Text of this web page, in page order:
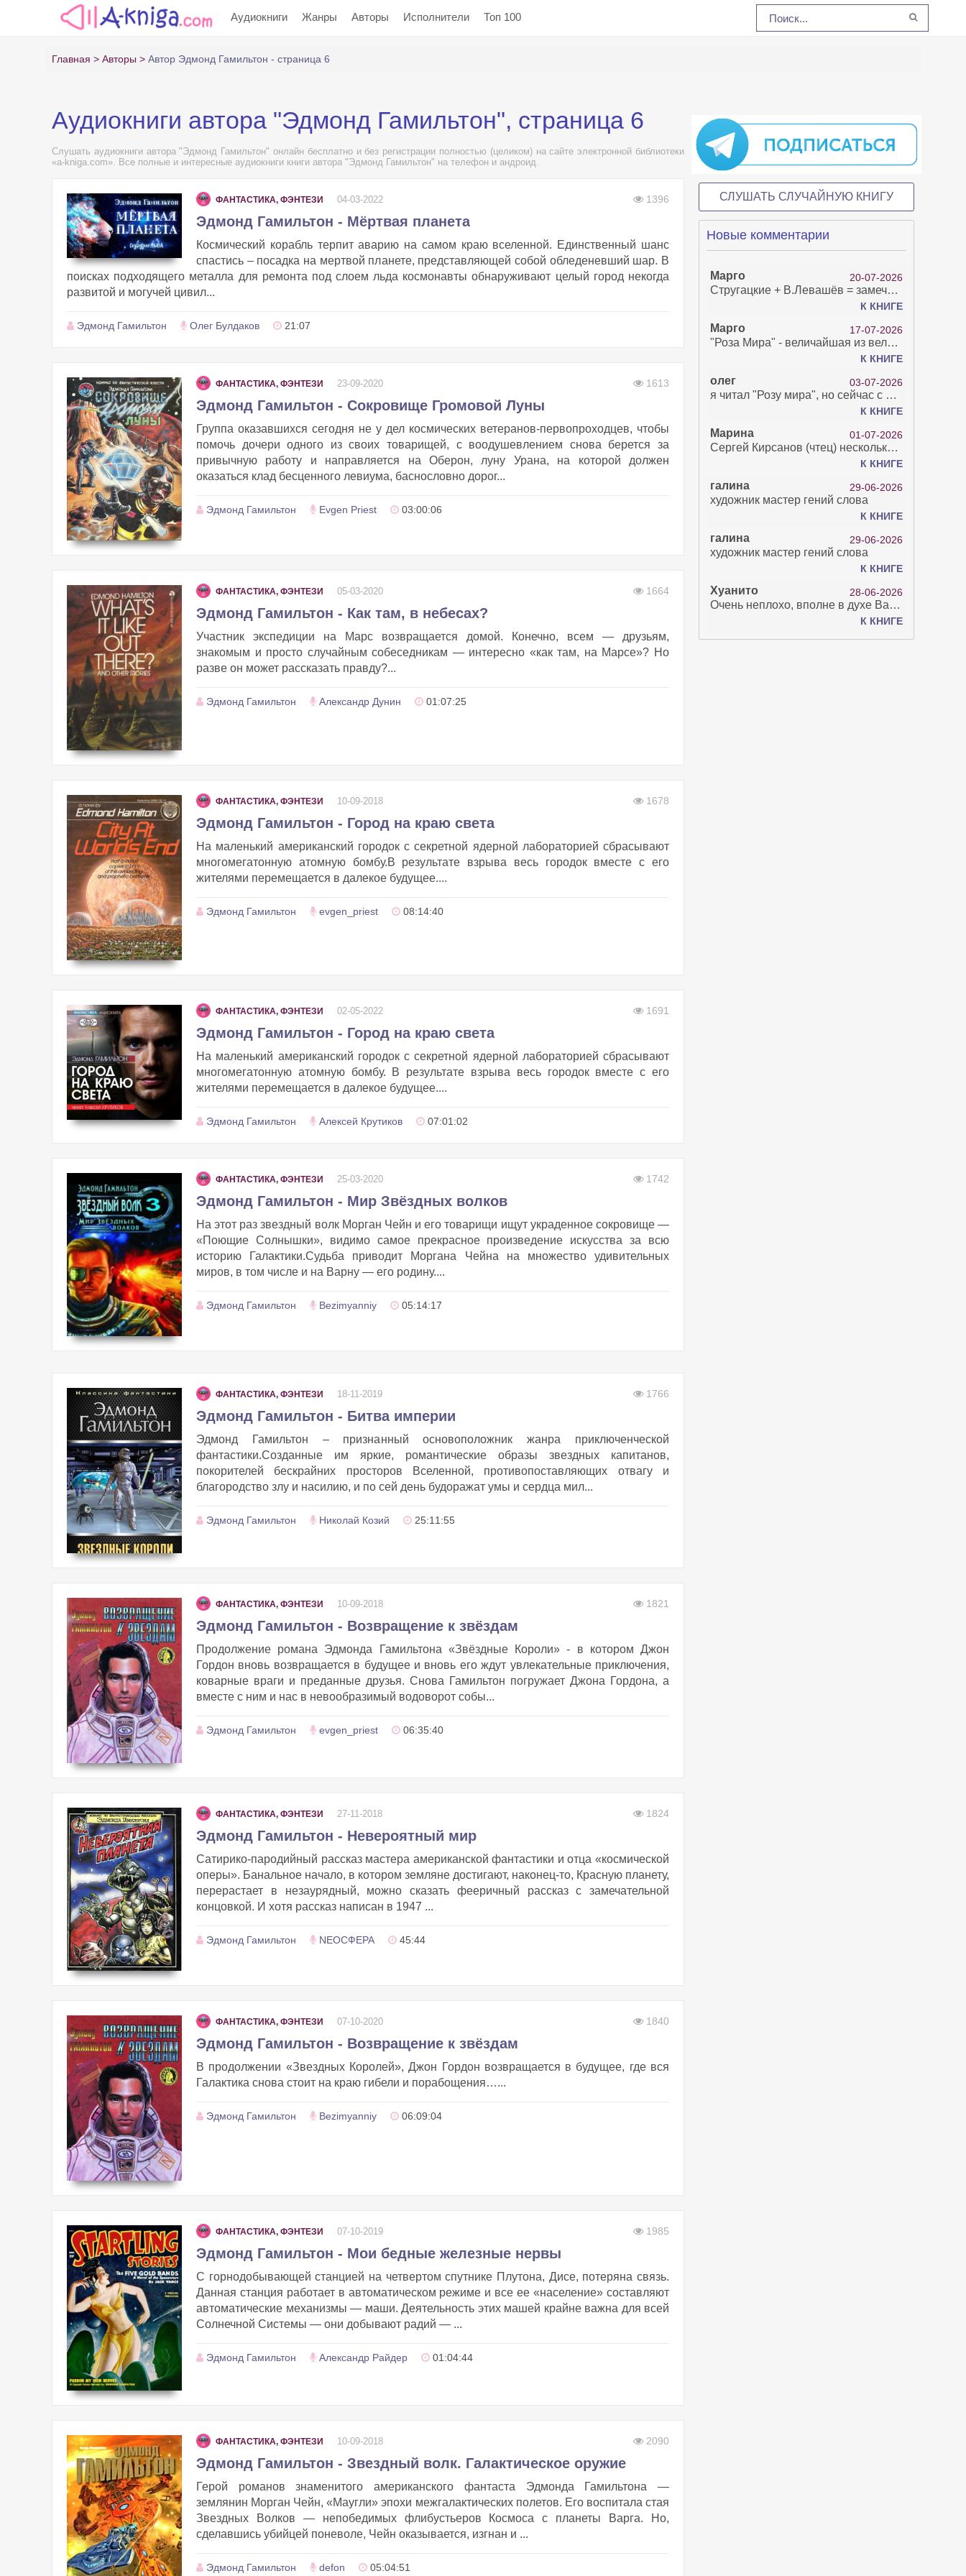
Аудиокниги Жанры Авторы Исполнители Топ 100
Главная Авторы Автор Эдмонд Гамильтон - страница 6
Аудиокниги автора "Эдмонд Гамильтон", страница 6
Слушать аудиокниги автора "Эдмонд Гамильтон" онлайн бесплатно и без регистрации полностью (целиком) на сайте электронной библиотеки
«a-kniga.com». Все полные и интересные аудиокниги книги автора "Эдмонд Гамильтон" на телефон и андроид.
ФАНТАСТИКА, ФЭНТЕЗИ 04-03-2022 1396
Эдмонд Гамильтон - Мёртвая планета
Космический корабль терпит аварию на самом краю вселенной. Единственный шанс
спастись – посадка на мертвой планете, представляющей собой обледеневший шар. В
поисках подходящего металла для ремонта под слоем льда космонавты обнаруживают целый город некогда
развитой и могучей цивил...
Эдмонд Гамильтон Олег Булдаков 21:07
ФАНТАСТИКА, ФЭНТЕЗИ 23-09-2020 1613
Эдмонд Гамильтон - Сокровище Громовой Луны
Группа оказавшихся сегодня не у дел космических ветеранов-первопроходцев, чтобы
помочь дочери одного из своих товарищей, с воодушевлением снова берется за
привычную работу и направляется на Оберон, луну Урана, на которой должен
оказаться клад бесценного левиума, баснословно дорог...
Эдмонд Гамильтон Evgen Priest 03:00:06
ФАНТАСТИКА, ФЭНТЕЗИ 05-03-2020 1664
Эдмонд Гамильтон - Как там, в небесах?
Участник экспедиции на Марс возвращается домой. Конечно, всем — друзьям,
знакомым и просто случайным собеседникам — интересно «как там, на Марсе»? Но
разве он может рассказать правду?...
Эдмонд Гамильтон Александр Дунин 01:07:25
ФАНТАСТИКА, ФЭНТЕЗИ 10-09-2018 1678
Эдмонд Гамильтон - Город на краю света
На маленький американский городок с секретной ядерной лабораторией сбрасывают
многомегатонную атомную бомбу.В результате взрыва весь городок вместе с его
жителями перемещается в далекое будущее....
Эдмонд Гамильтон evgen_priest 08:14:40
ФАНТАСТИКА, ФЭНТЕЗИ 02-05-2022 1691
Эдмонд Гамильтон - Город на краю света
На маленький американский городок с секретной ядерной лабораторией сбрасывают
многомегатонную атомную бомбу. В результате взрыва весь городок вместе с его
жителями перемещается в далекое будущее....
Эдмонд Гамильтон Алексей Крутиков 07:01:02
ФАНТАСТИКА, ФЭНТЕЗИ 25-03-2020 1742
Эдмонд Гамильтон - Мир Звёздных волков
На этот раз звездный волк Морган Чейн и его товарищи ищут украденное сокровище —
«Поющие Солнышки», видимо самое прекрасное произведение искусства за всю
историю Галактики.Судьба приводит Моргана Чейна на множество удивительных
миров, в том числе и на Варну — его родину....
Эдмонд Гамильтон Bezimyanniy 05:14:17
ФАНТАСТИКА, ФЭНТЕЗИ 18-11-2019 1766
Эдмонд Гамильтон - Битва империи
Эдмонд Гамильтон – признанный основоположник жанра приключенческой
фантастики.Созданные им яркие, романтические образы звездных капитанов,
покорителей бескрайних просторов Вселенной, противопоставляющих отвагу и
благородство злу и насилию, и по сей день будоражат умы и сердца мил...
Эдмонд Гамильтон Николай Козий 25:11:55
ФАНТАСТИКА, ФЭНТЕЗИ 10-09-2018 1821
Эдмонд Гамильтон - Возвращение к звёздам
Продолжение романа Эдмонда Гамильтона «Звёздные Короли» - в котором Джон
Гордон вновь возвращается в будущее и вновь его ждут увлекательные приключения,
коварные враги и преданные друзья. Снова Гамильтон погружает Джона Гордона, а
вместе с ним и нас в невообразимый водоворот собы...
Эдмонд Гамильтон evgen_priest 06:35:40
ФАНТАСТИКА, ФЭНТЕЗИ 27-11-2018 1824
Эдмонд Гамильтон - Невероятный мир
Сатирико-пародийный рассказ мастера американской фантастики и отца «космической
оперы». Банальное начало, в котором земляне достигают, наконец-то, Красную планету,
перерастает в незаурядный, можно сказать фееричный рассказ с замечательной
концовкой. И хотя рассказ написан в 1947 ...
Эдмонд Гамильтон NEOСФЕРА 45:44
ФАНТАСТИКА, ФЭНТЕЗИ 07-10-2020 1840
Эдмонд Гамильтон - Возвращение к звёздам
В продолжении «Звездных Королей», Джон Гордон возвращается в будущее, где вся
Галактика снова стоит на краю гибели и порабощения…...
Эдмонд Гамильтон Bezimyanniy 06:09:04
ФАНТАСТИКА, ФЭНТЕЗИ 07-10-2019 1985
Эдмонд Гамильтон - Мои бедные железные нервы
С горнодобывающей станцией на четвертом спутнике Плутона, Дисе, потеряна связь.
Данная станция работает в автоматическом режиме и все ее «население» составляют
автоматические механизмы — маши. Деятельность этих машей крайне важна для всей
Солнечной Системы — они добывают радий — ...
Эдмонд Гамильтон Александр Райдер 01:04:44
ФАНТАСТИКА, ФЭНТЕЗИ 10-09-2018 2090
Эдмонд Гамильтон - Звездный волк. Галактическое оружие
Герой романов знаменитого американского фантаста Эдмонда Гамильтона —
землянин Морган Чейн, «Маугли» эпохи межгалактических полетов. Его воспитала стая
Звездных Волков — непобедимых флибустьеров Космоса с планеты Варга. Но,
сделавшись убийцей поневоле, Чейн оказывается, изгнан и ...
Эдмонд Гамильтон defon 05:04:51
СЛУШАТЬ СЛУЧАЙНУЮ КНИГУ
Новые комментарии
Марго 20-07-2026
Стругацкие + В.Левашёв = замечательно!
К КНИГЕ
Марго 17-07-2026
"Роза Мира" - величайшая из великих Книг - она отвечает на все вопросы, прочитать её нелегко...
К КНИГЕ
олег 03-07-2026
я читал "Розу мира", но сейчас с возрастом зрение рухнуло. Но хочется ещё почитать. Просто захватывает. Хорошо, что есть А КНИГА. Спасибо за вашу работу.
К КНИГЕ
Марина 01-07-2026
Сергей Кирсанов (чтец) несколько раз рыгнул в микрофон. В наушниках это было хорошо слышно и сильно неприятно. Я понимаю, что это бесплатная аудиокнига, но не до такой же степени наплевать на слушателя..
К КНИГЕ
галина 29-06-2026
художник мастер гений слова
К КНИГЕ
галина 29-06-2026
художник мастер гений слова
К КНИГЕ
Хуанито 28-06-2026
Очень неплохо, вполне в духе Варго!)
К КНИГЕ